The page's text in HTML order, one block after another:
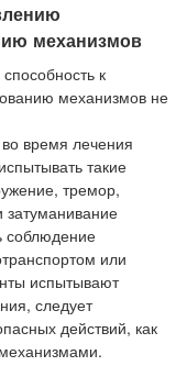
механизмов
к
механизмов не
время лечения
такие
тремор,
затуманивание
соблюдение
или
испытывают
следует
действий, как